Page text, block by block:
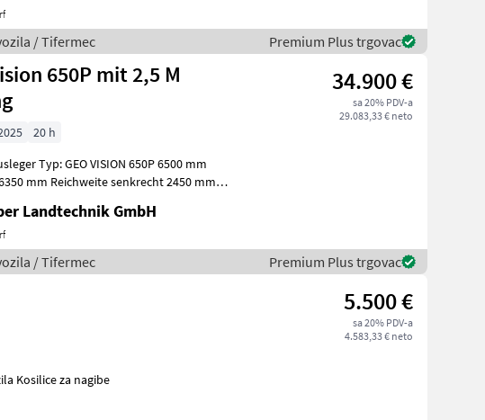
/ Tifermec Premium Plus trgovac
34.900 €
sa 20% PDV-a
29.083,33 € neto
20 h
Typ: GEO VISION 650P 6500 mm
mm Reichweite senkrecht 2450 mm
Landtechnik GmbH
/ Tifermec Premium Plus trgovac
5.500 €
sa 20% PDV-a
4.583,33 € neto
Kosilice za nagibe